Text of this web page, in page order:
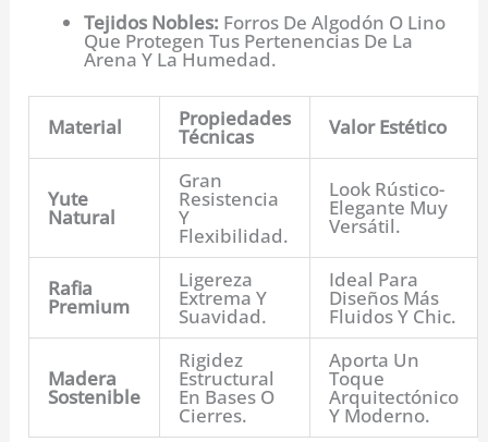
Tejidos Nobles: Forros De Algodón O Lino
Que Protegen Tus Pertenencias De La
Arena Y La Humedad.
Material Propiedades
Técnicas Valor Estético
Yute
Natural
Gran
Resistencia
Y
Flexibilidad.
Look Rústico-
Elegante Muy
Versátil.
Rafia
Premium
Ligereza
Extrema Y
Suavidad.
Ideal Para
Diseños Más
Fluidos Y Chic.
Madera
Sostenible
Rigidez
Estructural
En Bases O
Cierres.
Aporta Un
Toque
Arquitectónico
Y Moderno.